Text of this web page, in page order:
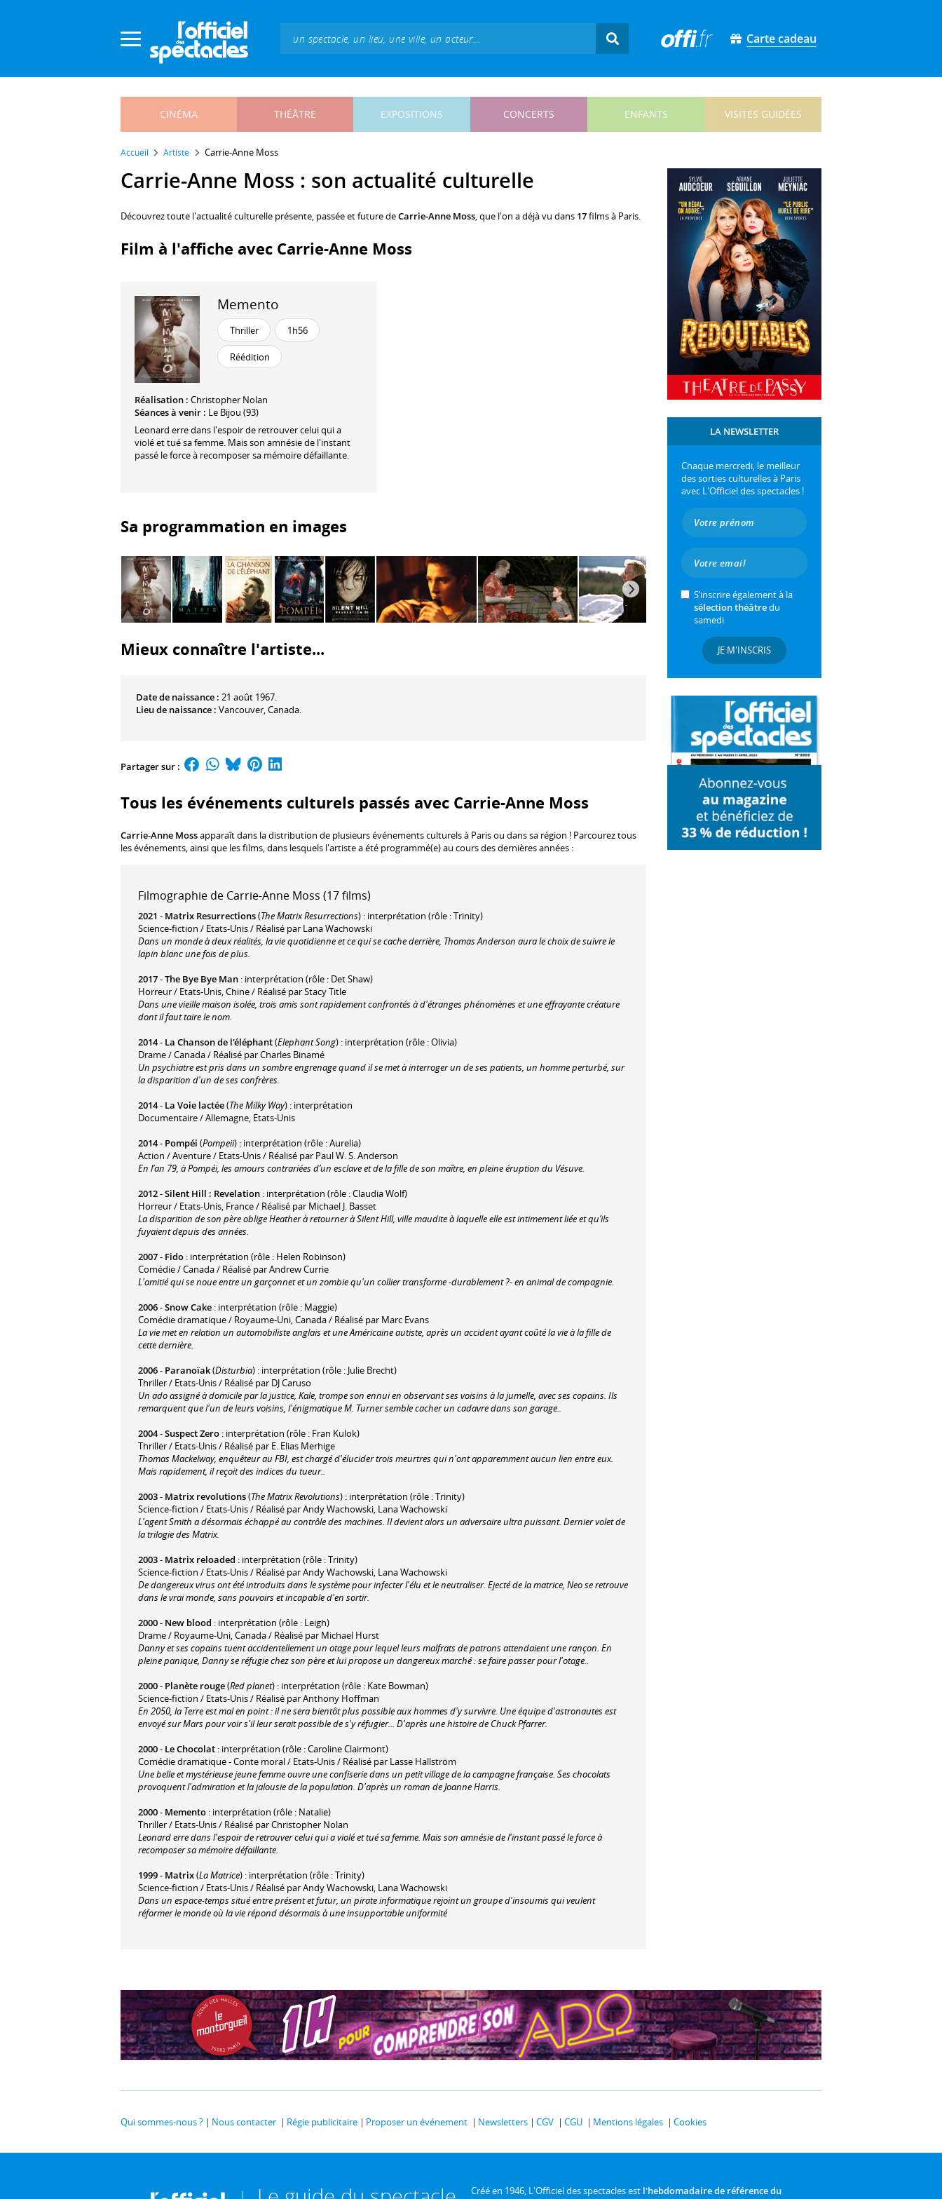
Carte cadeau
CINÉMA THÉÂTRE EXPOSITIONS CONCERTS ENFANTS VISITES GUIDÉES
Accueil Artiste Carrie-Anne Moss
Carrie-Anne Moss : son actualité culturelle
Découvrez toute l'actualité culturelle présente, passée et future deCarrie-Anne Moss, que l'on a déjà vu dans 17films à Paris.
Film à l'affiche avec Carrie-Anne Moss
Memento
Thriller 1h56
Réédition
Réalisation : Christopher Nolan
Séances à venir : Le Bijou (93)
Leonard erre dans l'espoir de retrouver celui qui a
violé et tué sa femme. Mais son amnésie de l'instant
passé le force à recomposer sa mémoire défaillante.
Sa programmation en images
Mieux connaître l'artiste...
Date de naissance : 21 août 1967.
Lieu de naissance : Vancouver, Canada.
Partager sur :
Tous les événements culturels passés avec Carrie-Anne Moss
Carrie-Anne Mossapparaît dans la distribution de plusieurs événements culturels à Paris ou dans sa région ! Parcourez tous
les événements, ainsi que les films, dans lesquels l'artiste a été programmé(e) au cours des dernières années :
Filmographie de Carrie-Anne Moss (17 films)
2021 - Matrix Resurrections(The Matrix Resurrections) : interprétation (rôle : Trinity)
Science-fiction / Etats-Unis / Réalisé par Lana Wachowski
Dans un monde à deux réalités, la vie quotidienne et ce qui se cache derrière, Thomas Anderson aura le choix de suivre le
lapin blanc une fois de plus.
2017-The Bye Bye Man : interprétation (rôle : Det Shaw)
Horreur / Etats-Unis, Chine / Réalisé par Stacy Title
Dans une vieille maison isolée, trois amis sont rapidement confrontés à d'étranges phénomènes et une effrayante créature
dont il faut taire le nom.
2014- La Chanson de l'éléphant(Elephant Song) : interprétation (rôle : Olivia)
Drame / Canada / Réalisé par Charles Binamé
Un psychiatre est pris dans un sombre engrenage quand il se met à interroger un de ses patients, un homme perturbé, sur
la disparition d'un de ses confrères.
2014- La Voie lactée(The Milky Way) : interprétation
Documentaire / Allemagne, Etats-Unis
2014- Pompéi (Pompeii) : interprétation (rôle : Aurelia)
Action / Aventure / Etats-Unis / Réalisé par Paul W. S. Anderson
En l’an 79, à Pompéi, les amours contrariées d’un esclave et de la fille de son maître, en pleine éruption du Vésuve.
2012-Silent Hill : Revelation : interprétation (rôle : Claudia Wolf)
Horreur / Etats-Unis, France / Réalisé par Michael J. Basset
La disparition de son père oblige Heather à retourner à Silent Hill, ville maudite à laquelle elle est intimement liée et qu’ils
fuyaient depuis des années.
2007- Fido : interprétation (rôle : Helen Robinson)
Comédie / Canada / Réalisé par Andrew Currie
L'amitié qui se noue entre un garçonnet et un zombie qu'un collier transforme -durablement ?- en animal de compagnie.
2006-Snow Cake : interprétation (rôle : Maggie)
Comédie dramatique / Royaume-Uni, Canada / Réalisé par Marc Evans
La vie met en relation un automobiliste anglais et une Américaine autiste, après un accident ayant coûté la vie à la fille de
cette dernière.
2006- Paranoïak(Disturbia) : interprétation (rôle : Julie Brecht)
Thriller / Etats-Unis / Réalisé par DJ Caruso
Un ado assigné à domicile par la justice, Kale, trompe son ennui en observant ses voisins à la jumelle, avec ses copains. Ils
remarquent que l'un de leurs voisins, l'énigmatique M. Turner semble cacher un cadavre dans son garage..
2004-Suspect Zero : interprétation (rôle : Fran Kulok)
Thriller / Etats-Unis / Réalisé par E. Elias Merhige
Thomas Mackelway, enquêteur au FBI, est chargé d'élucider trois meurtres qui n'ont apparemment aucun lien entre eux.
Mais rapidement, il reçoit des indices du tueur..
2003- Matrix revolutions(The Matrix Revolutions) : interprétation (rôle : Trinity)
Science-fiction / Etats-Unis / Réalisé par Andy Wachowski, Lana Wachowski
L'agent Smith a désormais échappé au contrôle des machines. Il devient alors un adversaire ultra puissant. Dernier volet de
la trilogie des Matrix.
2003- Matrix reloaded : interprétation (rôle : Trinity)
Science-fiction / Etats-Unis / Réalisé par Andy Wachowski, Lana Wachowski
De dangereux virus ont été introduits dans le système pour infecter l'élu et le neutraliser. Ejecté de la matrice, Neo se retrouve
dans le vrai monde, sans pouvoirs et incapable d'en sortir.
2000- New blood : interprétation (rôle : Leigh)
Drame / Royaume-Uni, Canada / Réalisé par Michael Hurst
Danny et ses copains tuent accidentellement un otage pour lequel leurs malfrats de patrons attendaient une rançon. En
pleine panique, Danny se réfugie chez son père et lui propose un dangereux marché : se faire passer pour l'otage..
2000- Planète rouge(Red planet) : interprétation (rôle : Kate Bowman)
Science-fiction / Etats-Unis / Réalisé par Anthony Hoffman
En 2050, la Terre est mal en point : il ne sera bientôt plus possible aux hommes d'y survivre. Une équipe d'astronautes est
envoyé sur Mars pour voir s'il leur serait possible de s'y réfugier... D'après une histoire de Chuck Pfarrer.
2000- Le Chocolat : interprétation (rôle : Caroline Clairmont)
Comédie dramatique - Conte moral / Etats-Unis / Réalisé par Lasse Hallström
Une belle et mystérieuse jeune femme ouvre une confiserie dans un petit village de la campagne française. Ses chocolats
provoquent l'admiration et la jalousie de la population. D'après un roman de Joanne Harris.
2000- Memento : interprétation (rôle : Natalie)
Thriller / Etats-Unis / Réalisé par Christopher Nolan
Leonard erre dans l'espoir de retrouver celui qui a violé et tué sa femme. Mais son amnésie de l'instant passé le force à
recomposer sa mémoire défaillante.
1999- Matrix(La Matrice) : interprétation (rôle : Trinity)
Science-fiction / Etats-Unis / Réalisé par Andy Wachowski, Lana Wachowski
Dans un espace-temps situé entre présent et futur, un pirate informatique rejoint un groupe d'insoumis qui veulent
réformer le monde où la vie répond désormais à une insupportable uniformité
LA NEWSLETTER
Chaque mercredi, le meilleur
des sorties culturelles à Paris
avec L'Officiel des spectacles !
S’inscrire également à la
sélection théâtredu
samedi
JE M'INSCRIS
Qui sommes-nous ? Nous contacter Régie publicitaire Proposer un événement Newsletters CGV CGU Mentions légales Cookies
Créé en 1946, L'Officiel des spectacles est l'hebdomadaire de référence du